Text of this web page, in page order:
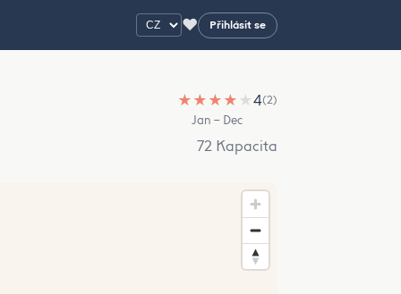
♥ Přihlásit se
★ ★ ★ ★ ★4(2)
Jan – Dec
72 Kapacita